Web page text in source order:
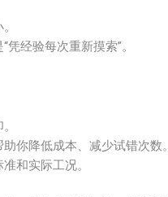
经验每次重新摸索”。
你降低成本、减少试错次数。
和实际工况。